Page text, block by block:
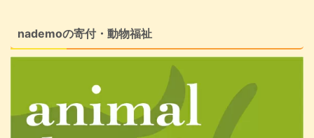
nademoの寄付・動物福祉